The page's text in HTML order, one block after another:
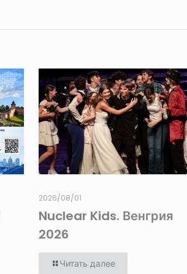
2026/08/01
Nuclear Kids. Венгрия
2026
Читать далее